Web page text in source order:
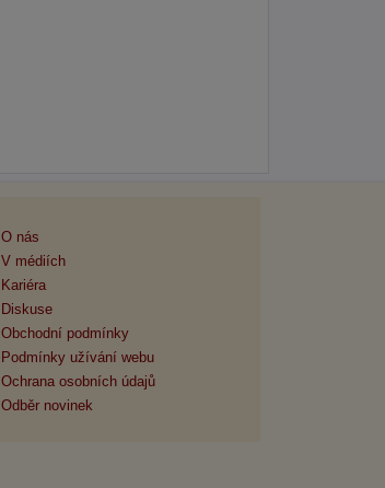
O nás
V médiích
Kariéra
Diskuse
Obchodní podmínky
Podmínky užívání webu
Ochrana osobních údajů
Odběr novinek